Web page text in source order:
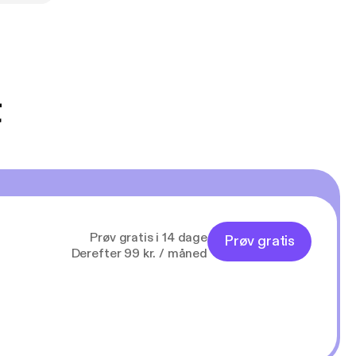
Prøv gratis i 14 dage
Derefter 99 kr. / måned
Prøv gratis